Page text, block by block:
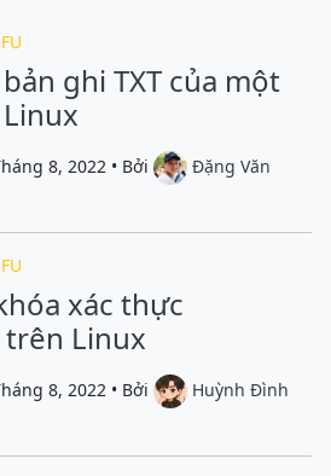
ghi TXT của một
8, 2022 • Bởi
Đặng Văn
xác thực
Linux
8, 2022 • Bởi
Huỳnh Đình